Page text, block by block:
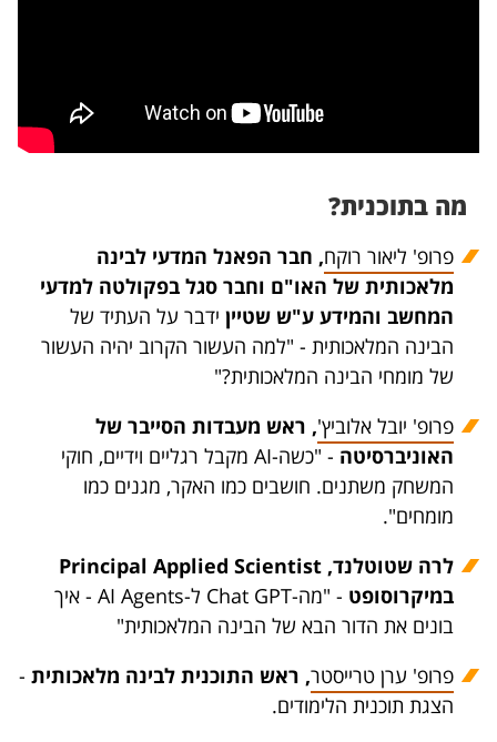
מה בתוכנית?
פרופ' ליאור רוקח, חבר הפאנל המדעי לבינה
מלאכותית של האו"ם וחבר סגל בפקולטה למדעי
המחשב והמידע ע"ש שטיין ידבר על העתיד של
הבינה המלאכותית - "למה העשור הקרוב יהיה העשור
של מומחי הבינה המלאכותית?"
פרופ' יובל אלוביץ', ראש מעבדות הסייבר של
האוניברסיטה
- "כשה-AI מקבל רגליים וידיים, חוקי
המשחק משתנים. חושבים כמו האקר, מגנים כמו
מומחים".
לרה שטוטלנד, Principal Applied Scientist
במיקרוסופט
- "מה-Chat GPT ל-AI Agents - איך
בונים את הדור הבא של הבינה המלאכותית"
פרופ' ערן טרייסטר, ראש התוכנית לבינה מלאכותית -
הצגת תוכנית הלימודים.